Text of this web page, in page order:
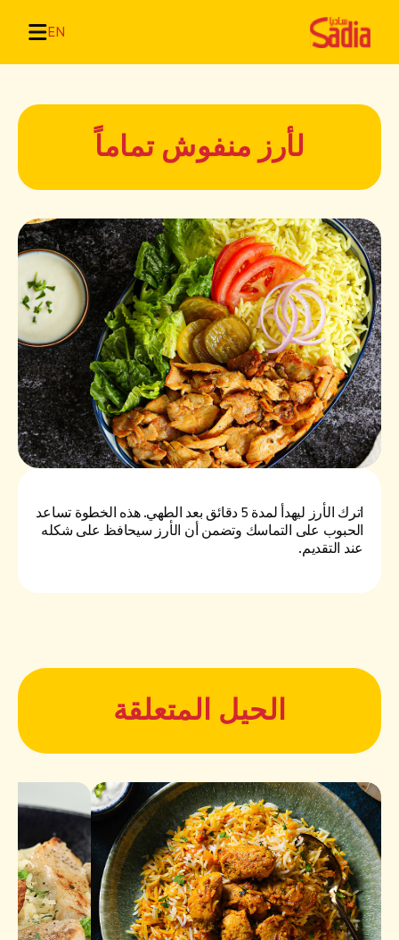
EN
لأرز منفوش تماماً
اترك الأرز ليهدأ لمدة 5 دقائق بعد الطهي. هذه الخطوة تساعد
الحبوب على التماسك وتضمن أن الأرز سيحافظ على شكله
عند التقديم.
الحيل المتعلقة